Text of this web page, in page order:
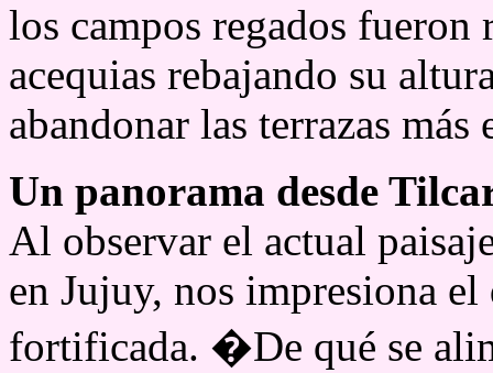
los campos regados fueron
acequias rebajando su
abandonar las terrazas más
Un panorama desde
Al observar el actual
en Jujuy, nos impresiona
fortificada. �De qué se